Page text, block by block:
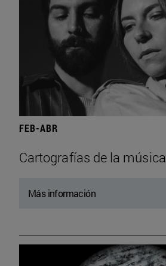
FEB-ABR
Cartografías de la música
Más información